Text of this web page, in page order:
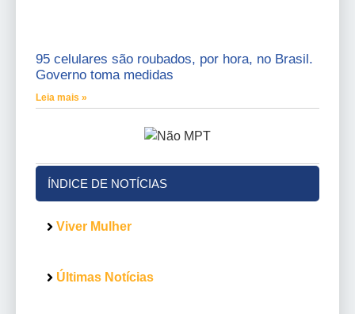
95 celulares são roubados, por hora, no Brasil.
Governo toma medidas
Leia mais »
ÍNDICE DE NOTÍCIAS
Viver Mulher
Últimas Notícias